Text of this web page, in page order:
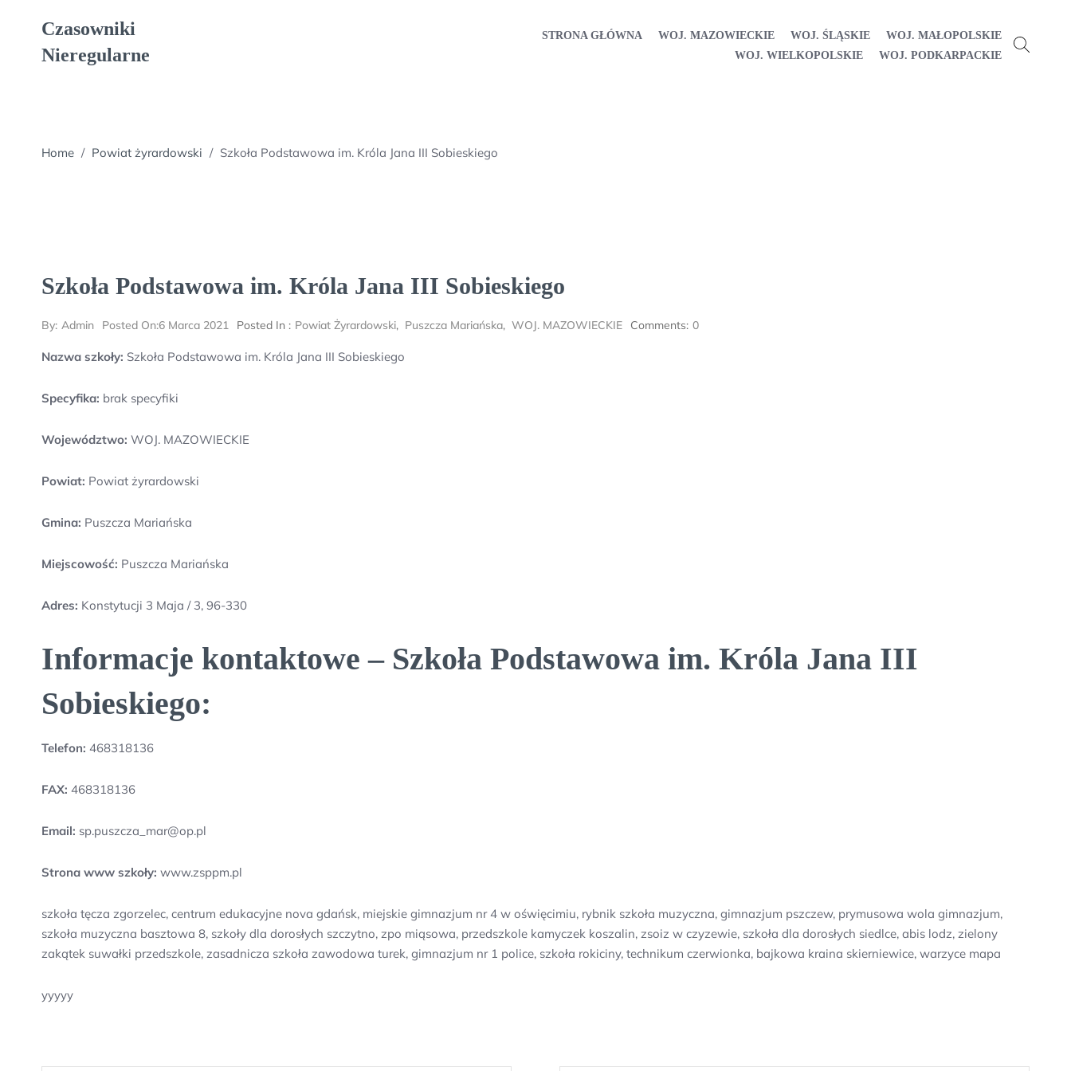
Czasowniki
Nieregularne
STRONA GŁÓWNA WOJ. MAZOWIECKIE WOJ. ŚLĄSKIE
WOJ. MAŁOPOLSKIE
WOJ. WIELKOPOLSKIE
WOJ. PODKARPACKIE
Home / Powiat żyrardowski / Szkoła Podstawowa im. Króla Jana III Sobieskiego
Szkoła Podstawowa im. Króla Jana III Sobieskiego
By: Admin Posted On:6 Marca 2021 Posted In : Powiat Żyrardowski, Puszcza Mariańska, WOJ. MAZOWIECKIE Comments: 0
Nazwa szkoły: Szkoła Podstawowa im. Króla Jana III Sobieskiego
Specyfika: brak specyfiki
Województwo: WOJ. MAZOWIECKIE
Powiat: Powiat żyrardowski
Gmina: Puszcza Mariańska
Miejscowość: Puszcza Mariańska
Adres: Konstytucji 3 Maja / 3, 96-330
Informacje kontaktowe – Szkoła Podstawowa im. Króla Jana III
Sobieskiego:
Telefon: 468318136
FAX: 468318136
Email: sp.puszcza_mar@op.pl
Strona www szkoły: www.zsppm.pl
szkoła tęcza zgorzelec, centrum edukacyjne nova gdańsk, miejskie gimnazjum nr 4 w oświęcimiu, rybnik szkoła muzyczna, gimnazjum pszczew, prymusowa wola gimnazjum,
szkoła muzyczna basztowa 8, szkoły dla dorosłych szczytno, zpo miąsowa, przedszkole kamyczek koszalin, zsoiz w czyzewie, szkoła dla dorosłych siedlce, abis lodz, zielony
zakątek suwałki przedszkole, zasadnicza szkoła zawodowa turek, gimnazjum nr 1 police, szkoła rokiciny, technikum czerwionka, bajkowa kraina skierniewice, warzyce mapa
yyyyy